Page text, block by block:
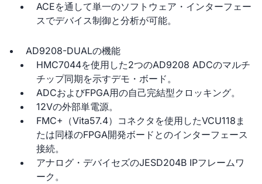
ACEを通して単一のソフトウェア・インターフェー
スでデバイス制御と分析が可能。
AD9208-DUALの機能
HMC7044を使用した2つのAD9208 ADCのマルチ
チップ同期を示すデモ・ボード。
ADCおよびFPGA用の自己完結型クロッキング。
12Vの外部単電源。
FMC+（Vita57.4）コネクタを使用したVCU118ま
たは同様のFPGA開発ボードとのインターフェース
接続。
アナログ・デバイセズのJESD204B IPフレームワ
ーク。